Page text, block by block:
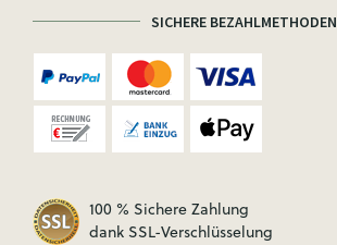
SICHERE BEZAHLMETHODEN
100 % Sichere Zahlung
dank SSL-Verschlüsselung